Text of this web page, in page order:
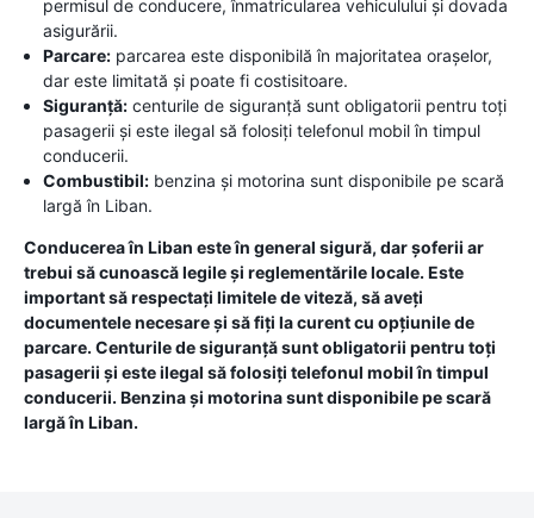
permisul de conducere, înmatricularea vehiculului și dovada
asigurării.
Parcare: parcarea este disponibilă în majoritatea orașelor,
dar este limitată și poate fi costisitoare.
Siguranță: centurile de siguranță sunt obligatorii pentru toți
pasagerii și este ilegal să folosiți telefonul mobil în timpul
conducerii.
Combustibil: benzina și motorina sunt disponibile pe scară
largă în Liban.
Conducerea în Liban este în general sigură, dar șoferii ar
trebui să cunoască legile și reglementările locale. Este
important să respectați limitele de viteză, să aveți
documentele necesare și să fiți la curent cu opțiunile de
parcare. Centurile de siguranță sunt obligatorii pentru toți
pasagerii și este ilegal să folosiți telefonul mobil în timpul
conducerii. Benzina și motorina sunt disponibile pe scară
largă în Liban.